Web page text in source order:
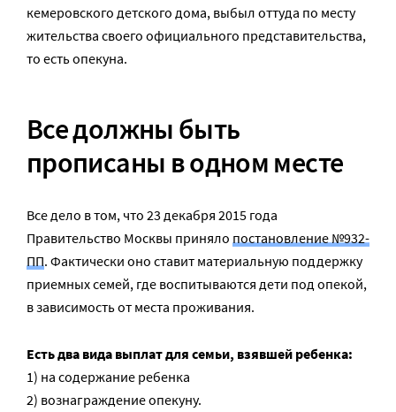
кемеровского детского дома, выбыл оттуда по месту
жительства своего официального представительства,
то есть опекуна.
Все должны быть
прописаны в одном месте
Все дело в том, что 23 декабря 2015 года
Правительство Москвы приняло постановление №932-
ПП. Фактически оно ставит материальную поддержку
приемных семей, где воспитываются дети под опекой,
в зависимость от места проживания.
Есть два вида выплат для семьи, взявшей ребенка:
1) на содержание ребенка
2) вознаграждение опекуну.